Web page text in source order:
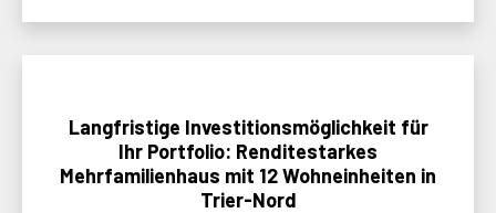
Langfristige Investitionsmöglichkeit für
Ihr Portfolio: Renditestarkes
Mehrfamilienhaus mit 12 Wohneinheiten in
Trier-Nord